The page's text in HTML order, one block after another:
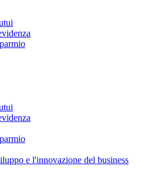
e l'innovazione del business